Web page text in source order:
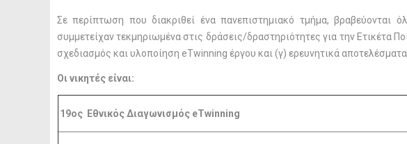
Σε περίπτωση που διακριθεί ένα πανεπιστημιακό τμήμα, βραβεύονται
συμμετείχαν τεκμηριωμένα στις δράσεις/δραστηριότητες για την
σχεδιασμός και υλοποίηση eTwinning έργου και (γ) ερευνητικά
Οι νικητές είναι:
19ος Εθνικός Διαγωνισμός eTwinning